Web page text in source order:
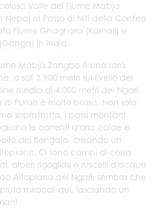
Valle del Fiume Mabja
Nepal al Passo di Niti della Contea
Fiume Ghaghara (Karnali) e
in India.
Mabja Zangbo è una rara
a soli 3.900 metri sul livello del
media di 4.000 metri del Ngari,
Puran è molto bassa. Non solo
soprattutto, i passi montani
le correnti d'aria calde e
del Bengala, creando un
Ci sono campi di colza
alberi rigogliosi e ruscelli d'acqua
Altopiano del Ngari, sembra che
miracoli qui, lasciando un